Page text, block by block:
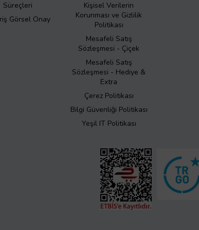
Süreçleri
Görsel Onay
Kişisel Verilerin
Korunması ve Gizlilik
Politikası
Mesafeli Satış
Sözleşmesi - Çiçek
Mesafeli Satış
Sözleşmesi - Hediye &
Extra
Çerez Politikası
Bilgi Güvenliği Politikası
Yeşil IT Politikası